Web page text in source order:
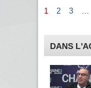
Pages
1 2 3 …
DANS